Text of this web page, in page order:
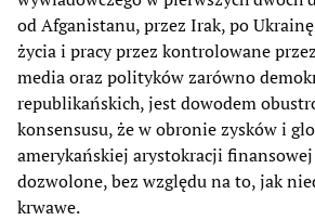
od Afganistanu, przez Irak, po
życia i pracy przez kontrolowane
media oraz polityków zarówno
republikańskich, jest dowodem
konsensusu, że w obronie zysków i
amerykańskiej arystokracji
dozwolone, bez względu na to, jak
krwawe.